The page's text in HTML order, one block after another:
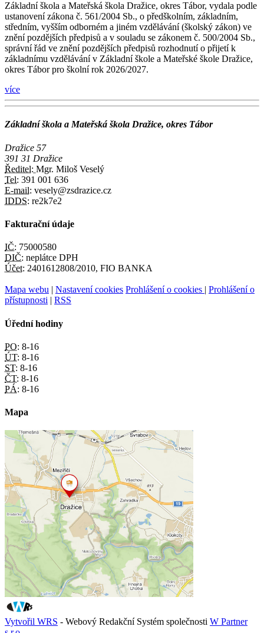
Základní škola a Mateřská škola Dražice, okres Tábor, vydala podle
ustanovení zákona č. 561/2004 Sb., o předškolním, základním,
středním, vyšším odborném a jiném vzdělávání (školský zákon) ve
znění pozdějších předpisů a v souladu se zákonem č. 500/2004 Sb.,
správní řád ve znění pozdějších předpisů rozhodnutí o přijetí k
základnímu vzdělávání v Základní škole a Mateřské škole Dražice,
okres Tábor pro školní rok 2026/2027.
více
Základní škola a Mateřská škola Dražice, okres Tábor
Dražice 57
391 31 Dražice
Ředitel: Mgr. Miloš Veselý
Tel: 391 001 636
E-mail: vesely@zsdrazice.cz
IDDS: re2k7e2
Fakturační údaje
IČ: 75000580
DIČ: neplátce DPH
Účet: 2401612808/2010, FIO BANKA
Mapa webu | Nastavení cookies Prohlášení o cookies | Prohlášení o
přístupnosti | RSS
Úřední hodiny
PO: 8-16
ÚT: 8-16
ST: 8-16
ČT: 8-16
PÁ: 8-16
Mapa
Vytvořil WRS - Webový Redakční Systém společnosti W Partner